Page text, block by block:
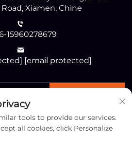
Xiamen, Chine
15960278679
[email protected]
tools to provide our services.
all cookies, click Personalize